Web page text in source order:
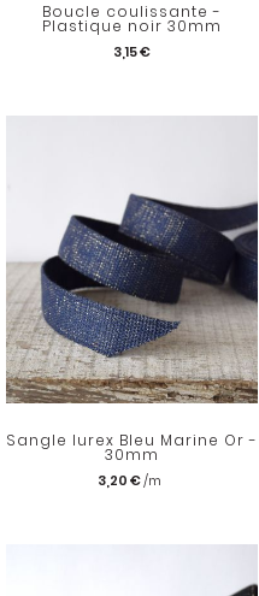
Boucle coulissante -
Plastique noir 30mm
3,15 €
Sangle lurex Bleu Marine Or -
30mm
3,20 €